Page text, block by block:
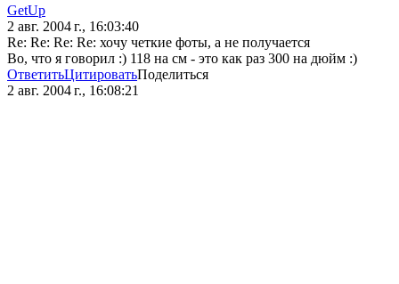
GetUp
2 авг. 2004 г., 16:03:40
Re: Re: Re: Re: хочу четкие фоты, а не получается
Во, что я говорил :) 118 на см - это как раз 300 на дюйм :)
ОтветитьЦитироватьПоделиться
2 авг. 2004 г., 16:08:21